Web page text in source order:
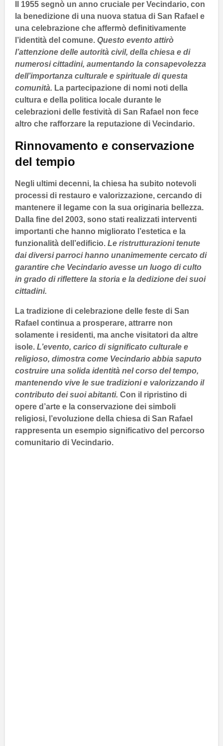
1955 segnò un anno cruciale per Vecindario, con
la benedizione di una nuova statua di San Rafael e
una celebrazione che affermò definitivamente
l’identità del comune. Questo evento attirò
l’attenzione delle autorità civil, della chiesa e di
numerosi cittadini, aumentando la consapevolezza
dell’importanza culturale e spirituale di questa
comunità. La partecipazione di nomi noti della
cultura e della politica locale durante le
celebrazioni delle festività di San Rafael non fece
altro che rafforzare la reputazione di Vecindario.
Rinnovamento e conservazione
del tempio
Negli ultimi decenni, la chiesa ha subito notevoli
processi di restauro e valorizzazione, cercando di
mantenere il legame con la sua originaria bellezza.
Dalla fine del 2003, sono stati realizzati interventi
importanti che hanno migliorato l’estetica e la
funzionalità dell’edificio. Le ristrutturazioni tenute
dai diversi parroci hanno unanimemente cercato di
garantire che Vecindario avesse un luogo di culto
in grado di riflettere la storia e la dedizione dei suoi
cittadini.
La tradizione di celebrazione delle feste di San
Rafael continua a prosperare, attrarre non
solamente i residenti, ma anche visitatori da altre
isole. L’evento, carico di significato culturale e
religioso, dimostra come Vecindario abbia saputo
costruire una solida identità nel corso del tempo,
mantenendo vive le sue tradizioni e valorizzando il
contributo dei suoi abitanti. Con il ripristino di
opere d’arte e la conservazione dei simboli
religiosi, l’evoluzione della chiesa di San Rafael
rappresenta un esempio significativo del percorso
comunitario di Vecindario.